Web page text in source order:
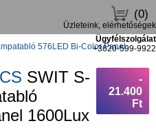
(0)
Üzleteink, elérhetőségek
Ügyfélszolgálat
+3620-599-9922
576LED Bi-Color Panel
SWIT S-
1600Lux
-
21.400
Ft